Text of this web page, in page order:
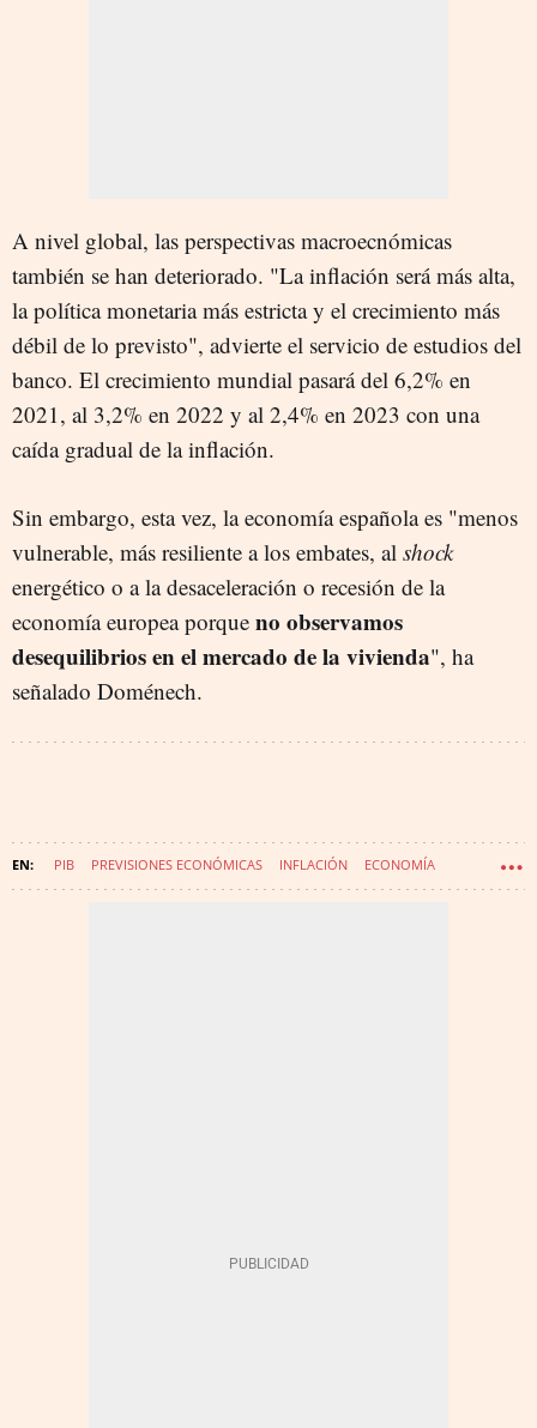
A nivel global, las perspectivas macroecnómicas
también se han deteriorado. "La inflación será más alta,
la política monetaria más estricta y el crecimiento más
débil de lo previsto", advierte el servicio de estudios del
banco. El crecimiento mundial pasará del 6,2% en
2021, al 3,2% en 2022 y al 2,4% en 2023 con una
caída gradual de la inflación.
Sin embargo, esta vez, la economía española es "menos
vulnerable, más resiliente a los embates, al shock
energético o a la desaceleración o recesión de la
economía europea porque no observamos
desequilibrios en el mercado de la vivienda", ha
señalado Doménech.
PIB PREVISIONES ECONÓMICAS INFLACIÓN ECONOMÍA